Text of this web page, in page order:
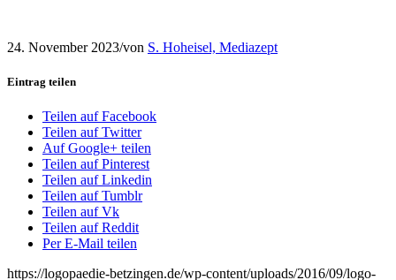
24. November 2023/von S. Hoheisel, Mediazept
Eintrag teilen
Teilen auf Facebook
Teilen auf Twitter
Auf Google+ teilen
Teilen auf Pinterest
Teilen auf Linkedin
Teilen auf Tumblr
Teilen auf Vk
Teilen auf Reddit
Per E-Mail teilen
https://logopaedie-betzingen.de/wp-content/uploads/2016/09/logo-